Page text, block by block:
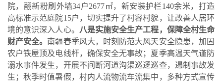
院，翻新粉刷外墙34户2677㎡，新安装护栏140余米，打造
高标准示范庭院15户， 切实提升了村容村貌，让改善人居环
境的意识深入人心。 八是实施安全生产工程，保障全村生命
财产安全。 南疆春季风大，
时刻防范大风天安全隐患，加固
农户铁屋顶及电线杆，确保安全无事故；夏季高温天气谨防
溺水事件发生，开展不间断河道沟渠巡逻巡查，遏制事故发
生；秋季时值暑假，村内人流物流车流集中，多种方式宣传